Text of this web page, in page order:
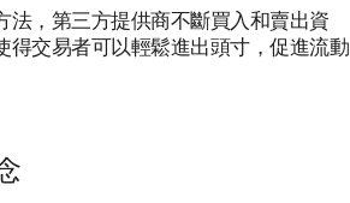
，第三方提供商不斷買入和賣出資
交易者可以輕鬆進出頭寸，促進流動